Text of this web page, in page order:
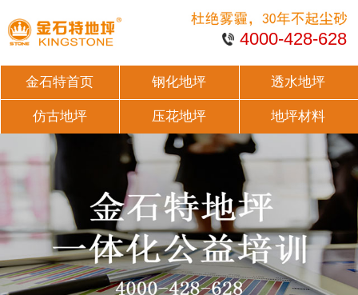
4000-428-628
金石特首页 钢化地坪 透水地坪
仿古地坪 压花地坪 地坪材料